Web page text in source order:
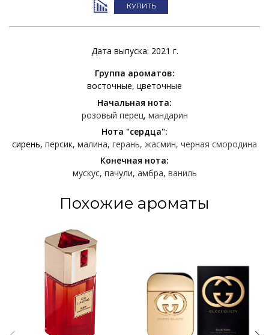
КУПИТЬ
Дата выпуска: 2021 г.
Группа ароматов:
восточные цветочные
Начальная нота:
розовый перец мандарин
Нота "сердца":
сирень персик малина герань жасмин черная смородина
Конечная нота:
мускус пачули амбра ваниль
Похожие ароматы